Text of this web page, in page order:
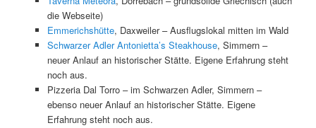
die Webseite)
Emmerichshütte, Daxweiler – Ausflugslokal mitten im Wald
Schwarzer Adler Antonietta’s Steakhouse, Simmern –
neuer Anlauf an historischer Stätte. Eigene Erfahrung steht
noch aus.
Pizzeria Dal Torro – im Schwarzen Adler, Simmern –
ebenso neuer Anlauf an historischer Stätte. Eigene
Erfahrung steht noch aus.